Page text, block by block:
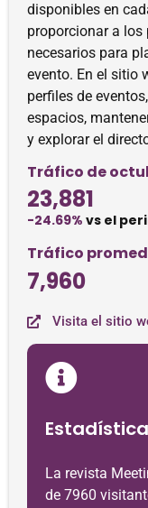
disponibles en
proporcionar a
necesarios para
evento. En el sitio
perfiles de
espacios,
y explorar el
Tráfico de
23,881
-24.69% vs el
Tráfico
7,960
Visita el sitio
Estadística
La revista
de 7960